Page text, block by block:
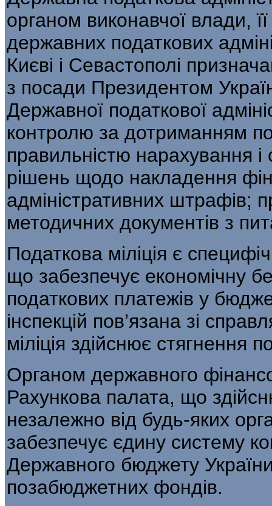
органом виконавчої влади,
державних податкових
Києві і Севастополі
з посади Президентом
Державної податкової
контролю за дотриманням
правильністю нарахування і
рішень щодо накладення
адміністративних штрафів;
методичних документів з
Податкова міліція є
що забезпечує економічну
податкових платежів у
інспекцій пов’язана зі
міліція здійснює стягнення
Органом державного
Рахун­кова палата, що
незалежно від будь-яких
забезпечує єдину систе­му
Державного бюджету
позабюджетних фондів.